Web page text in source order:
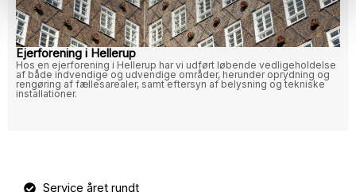
Ejerforening i Hellerup
Hos en ejerforening i Hellerup har vi udført løbende vedligeholdelse
af både indvendige og udvendige områder, herunder oprydning og
rengøring af fællesarealer, samt eftersyn af belysning og tekniske
installationer.
Service året rundt